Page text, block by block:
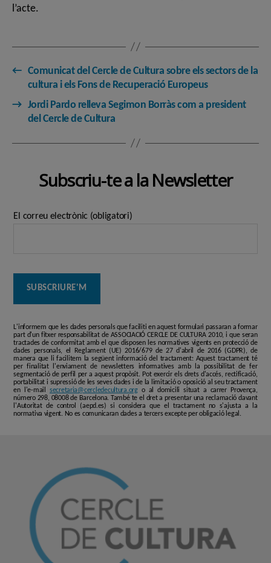
l’acte.
← Comunicat del Cercle de Cultura sobre els sectors de la
cultura i els Fons de Recuperació Europeus
→ Jordi Pardo relleva Segimon Borràs com a president
del Cercle de Cultura
Subscriu-te a la Newsletter
El correu electrònic (obligatori)
L'informem que les dades personals que faciliti en aquest formulari passaran a formar
part d'un fitxer responsabilitat de ASSOCIACIÓ CERCLE DE CULTURA 2010, i que seran
tractades de conformitat amb el que disposen les normatives vigents en protecció de
dades personals, el Reglament (UE) 2016/679 de 27 d'abril de 2016 (GDPR), de
manera que li facilitem la següent informació del tractament: Aquest tractament té
per finalitat l'enviament de newsletters informatives amb la possibilitat de fer
segmentació de perfil per a aquest propòsit. Pot exercir els drets d'accés, rectificació,
portabilitat i supressió de les seves dades i de la limitació o oposició al seu tractament
en l'e-mail secretaria@cercledecultura.orgo al domicili situat a carrer Provença,
número 298, 08008 de Barcelona. També te el dret a presentar una reclamació davant
l'Autoritat de control (aepd.es) si considera que el tractament no s'ajusta a la
normativa vigent. No es comunicaran dades a tercers excepte per obligació legal.